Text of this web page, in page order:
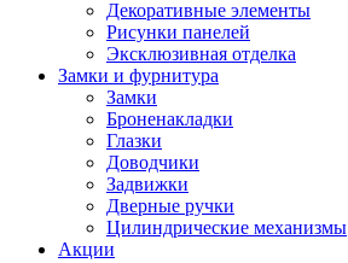
Декоративные элементы
Рисунки панелей
Эксклюзивная отделка
Замки и фурнитура
Замки
Броненакладки
Глазки
Доводчики
Задвижки
Дверные ручки
Цилиндрические механизмы
Акции